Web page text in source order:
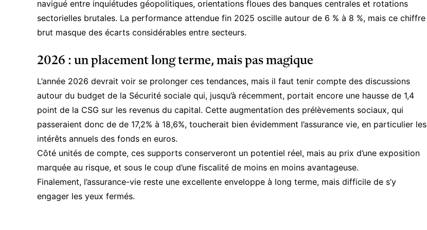
navigué entre inquiétudes géopolitiques, orientations floues des banques centrales et rotations
sectorielles brutales. La performance attendue fin 2025 oscille autour de 6 % à 8 %, mais ce chiffre
brut masque des écarts considérables entre secteurs.
2026 : un placement long terme, mais pas magique
L’année 2026 devrait voir se prolonger ces tendances, mais il faut tenir compte des discussions
autour du budget de la Sécurité sociale qui, jusqu’à récemment, portait encore une hausse de 1,4
point de la CSG sur les revenus du capital. Cette augmentation des prélèvements sociaux, qui
passeraient donc de de 17,2% à 18,6%, toucherait bien évidemment l’assurance vie, en particulier les
intérêts annuels des fonds en euros.
Côté unités de compte, ces supports conserveront un potentiel réel, mais au prix d’une exposition
marquée au risque, et sous le coup d’une fiscalité de moins en moins avantageuse.
Finalement, l’assurance-vie reste une excellente enveloppe à long terme, mais difficile de s’y
engager les yeux fermés.